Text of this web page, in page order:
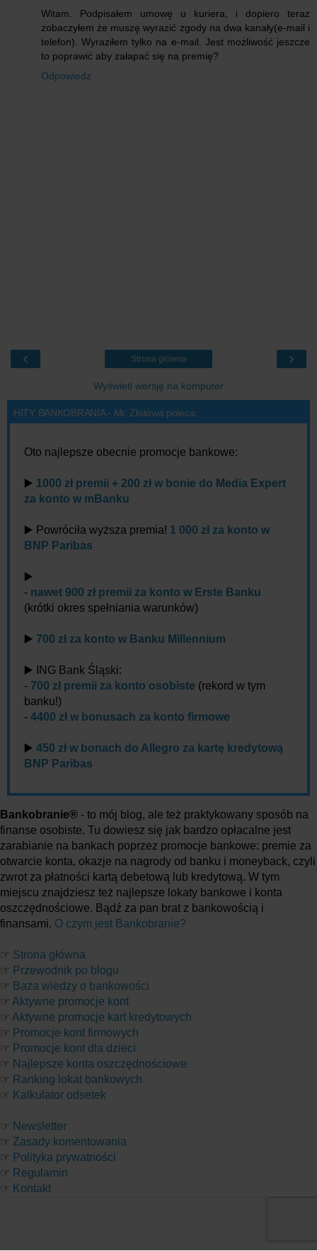
Witam. Podpisałem umowę u kuriera, i dopiero teraz
zobaczyłem że muszę wyrazić zgody na dwa kanały(e-mail i
telefon). Wyraziłem tylko na e-mail. Jest możliwość jeszcze
to poprawić aby załapać się na premię?
Odpowiedz
‹ ›
Strona główna
Wyświetl wersję na komputer
HITY BANKOBRANIA - Mr. Złotówa poleca:
Oto najlepsze obecnie promocje bankowe:
▶️ 1000 zł premii + 200 zł w bonie do Media Expert
za konto w mBanku
▶️ Powróciła wyższa premia! 1 000 zł za konto w
BNP Paribas
▶️
- nawet 900 zł premii za konto w Erste Banku
(krótki okres spełniania warunków)
▶️ 700 zł za konto w Banku Millennium
▶️ ING Bank Śląski:
- 700 zł premii za konto osobiste (rekord w tym
banku!)
- 4400 zł w bonusach za konto firmowe
▶️ 450 zł w bonach do Allegro za kartę kredytową
BNP Paribas
Bankobranie® - to mój blog, ale też praktykowany sposób na
finanse osobiste. Tu dowiesz się jak bardzo opłacalne jest
zarabianie na bankach poprzez promocje bankowe: premie za
otwarcie konta, okazje na nagrody od banku i moneyback, czyli
zwrot za płatności kartą debetową lub kredytową. W tym
miejscu znajdziesz też najlepsze lokaty bankowe i konta
oszczędnościowe. Bądź za pan brat z bankowością i
finansami. O czym jest Bankobranie?
☞ Strona główna
☞ Przewodnik po blogu
☞ Baza wiedzy o bankowości
☞ Aktywne promocje kont
☞ Aktywne promocje kart kredytowych
☞ Promocje kont firmowych
☞ Promocje kont dla dzieci
☞ Najlepsze konta oszczędnościowe
☞ Ranking lokat bankowych
☞ Kalkulator odsetek
☞ Newsletter
☞ Zasady komentowania
☞ Polityka prywatności
☞ Regulamin
☞ Kontakt